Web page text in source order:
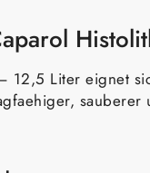
12,5 Liter eignet